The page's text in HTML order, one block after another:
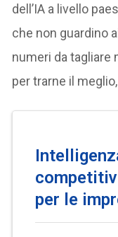
dell’IA a livello
che non guardino
numeri da tagliare
per trarne il
per le